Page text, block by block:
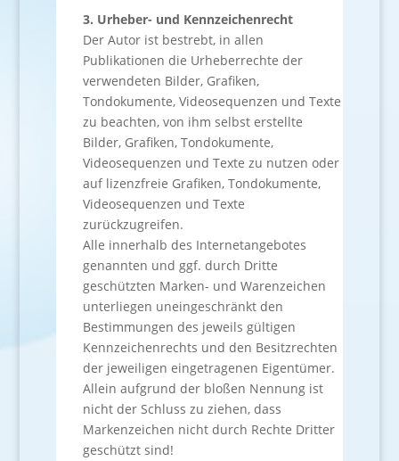
3. Urheber- und Kennzeichenrecht
Der Autor ist bestrebt, in allen
Publikationen die Urheberrechte der
verwendeten Bilder, Grafiken,
Tondokumente, Videosequenzen und Texte
zu beachten, von ihm selbst erstellte
Bilder, Grafiken, Tondokumente,
Videosequenzen und Texte zu nutzen oder
auf lizenzfreie Grafiken, Tondokumente,
Videosequenzen und Texte
zurückzugreifen.
Alle innerhalb des Internetangebotes
genannten und ggf. durch Dritte
geschützten Marken- und Warenzeichen
unterliegen uneingeschränkt den
Bestimmungen des jeweils gültigen
Kennzeichenrechts und den Besitzrechten
der jeweiligen eingetragenen Eigentümer.
Allein aufgrund der bloßen Nennung ist
nicht der Schluss zu ziehen, dass
Markenzeichen nicht durch Rechte Dritter
geschützt sind!